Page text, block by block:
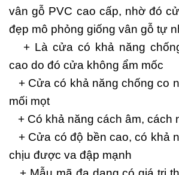
vân gỗ PVC cao cấp, nhờ đó
đẹp mô phỏng giống vân gỗ tự
+ Là cửa có khả năng
cao do đó cửa không ẩm mốc
+ Cửa có khả năng chống co
mối mọt
+ Có khả năng cách âm, cách
+ Cửa có độ bền cao, có khả
chịu được va đập mạnh